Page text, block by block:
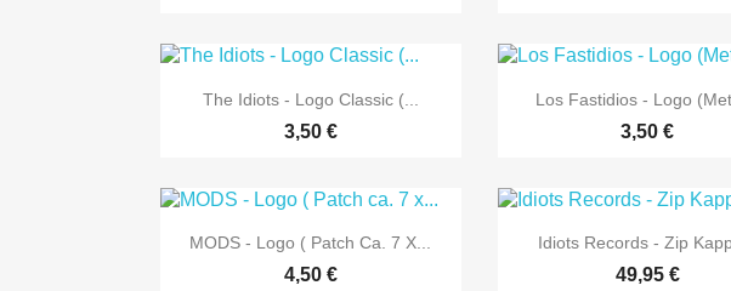
 Vorschau
The Idiots - Logo Classic (...
3,50 €
 Vorschau
Los Fastidios - Logo
3,50 €
 Vorschau
MODS - Logo ( Patch Ca. 7 X...
4,50 €
 Vorschau
Idiots Records - Zip
49,95 €